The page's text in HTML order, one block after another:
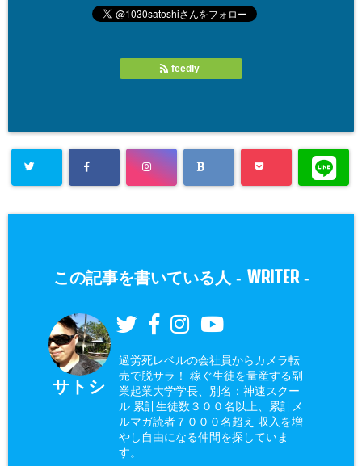
feedly
この記事を書いている人 - WRITER-
サトシ
過労死レベルの会社員からカメラ転
売で脱サラ！ 稼ぐ生徒を量産する副
業起業大学学長、別名：神速スクー
ル 累計生徒数３００名以上、累計メ
ルマガ読者７０００名超え 収入を増
やし自由になる仲間を探していま
す。